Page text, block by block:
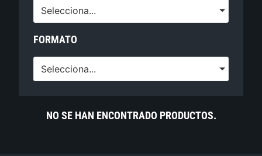
Selecciona...
FORMATO
Selecciona...
NO SE HAN ENCONTRADO PRODUCTOS.